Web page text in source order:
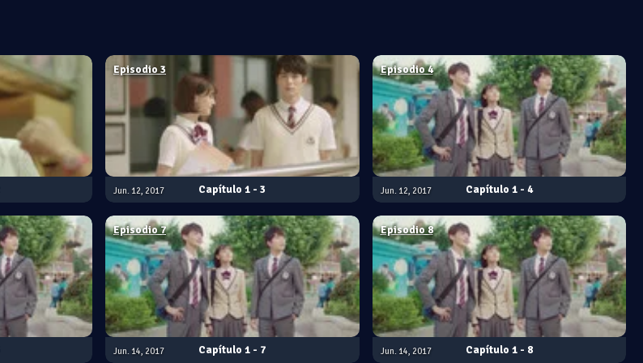
1 - 3
Episodio 3
Jun. 12, 2017 1 - 4
Episodio 4
Jun. 12, 2017
1 - 7
Episodio 7
Jun. 14, 2017 1 - 8
Episodio 8
Jun. 14, 2017